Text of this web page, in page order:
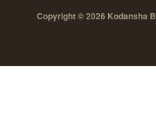
Copyright © 2026 Kodansha